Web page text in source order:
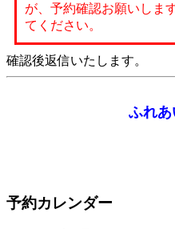
が、予約確認お願いしま
てください。
確認後返信いたします。
ふれあ
予約カレンダー